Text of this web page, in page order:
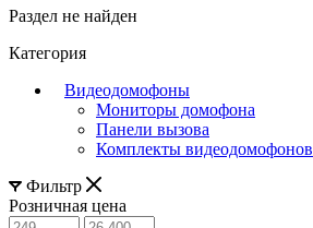
Раздел не найден
Категория
Видеодомофоны
Мониторы домофона
Панели вызова
Комплекты видеодомофонов
Фильтр
Розничная цена